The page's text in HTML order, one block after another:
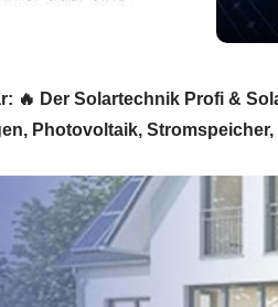
🔥 Der Solartechnik Profi &
Photovoltaik,